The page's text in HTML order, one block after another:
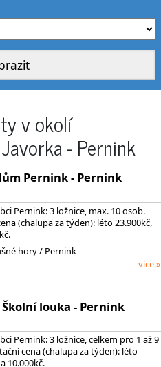
v okolí
- Pernink
Pernink - Pernink
Pernink: 3 ložnice, max. 10 osob.
(chalupa za týden): léto 23.900kč,
hory / Pernink
více »
louka - Pernink
Pernink: 3 ložnice, celkem pro 1 až 9
cena (chalupa za týden): léto
10.000kč.